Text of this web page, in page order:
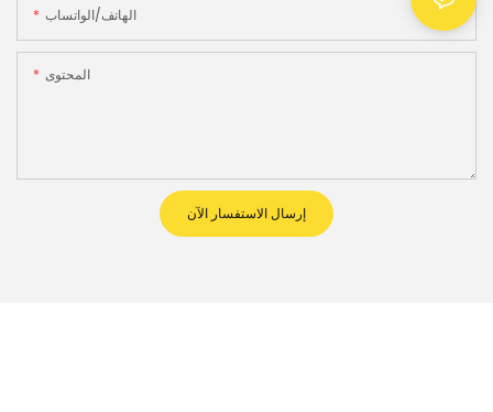
الهاتف/الواتساب
المحتوى
إرسال الاستفسار الآن